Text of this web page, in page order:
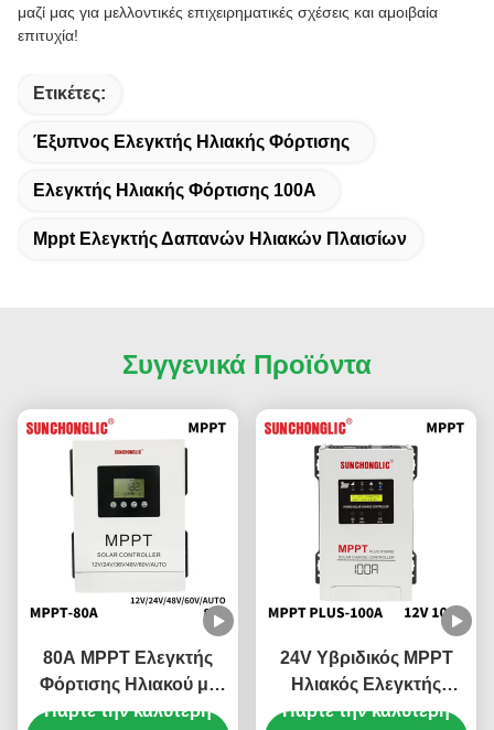
μαζί μας για μελλοντικές επιχειρηματικές σχέσεις και αμοιβαία
επιτυχία!
Ετικέτες:
Έξυπνος Ελεγκτής Ηλιακής Φόρτισης
Ελεγκτής Ηλιακής Φόρτισης 100A
Mppt Ελεγκτής Δαπανών Ηλιακών Πλαισίων
Συγγενικά Προϊόντα
80A MPPT Ελεγκτής
Φόρτισης Ηλιακού με
Προστασία
Πάρτε την καλύτερη
24V Υβριδικός MPPT
Ηλιακός Ελεγκτής
Φορτίου με ρεύμα
Πάρτε την καλύτερη